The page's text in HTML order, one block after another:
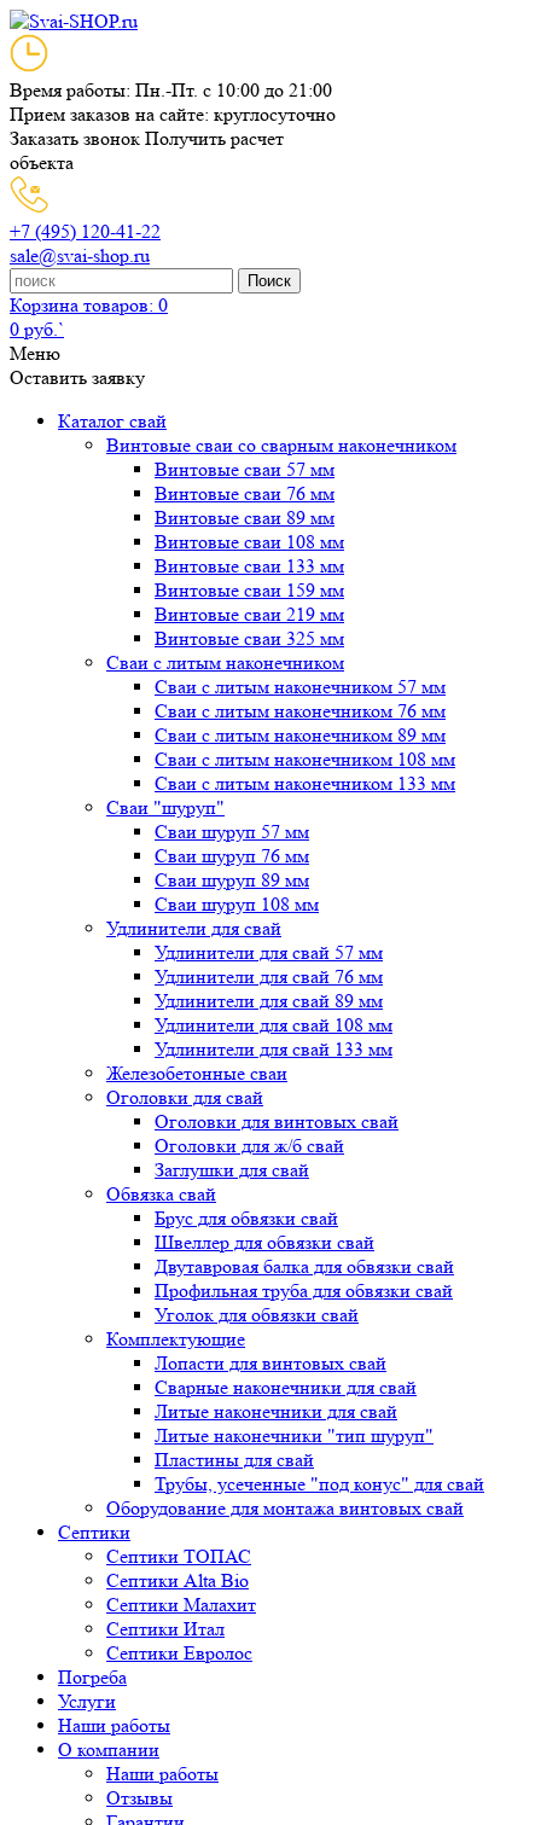
Время работы: Пн.-Пт. с 10:00 до 21:00
Прием заказов на сайте: круглосуточно
Заказать звонок Получить расчет
объекта
+7 (495) 120-41-22
sale@svai-shop.ru
Поиск
Корзина товаров: 0
0 руб.`
Меню
Оставить заявку
Каталог свай
Винтовые сваи со сварным наконечником
Винтовые сваи 57 мм
Винтовые сваи 76 мм
Винтовые сваи 89 мм
Винтовые сваи 108 мм
Винтовые сваи 133 мм
Винтовые сваи 159 мм
Винтовые сваи 219 мм
Винтовые сваи 325 мм
Сваи с литым наконечником
Сваи с литым наконечником 57 мм
Сваи с литым наконечником 76 мм
Сваи с литым наконечником 89 мм
Сваи с литым наконечником 108 мм
Сваи с литым наконечником 133 мм
Сваи "шуруп"
Сваи шуруп 57 мм
Сваи шуруп 76 мм
Сваи шуруп 89 мм
Сваи шуруп 108 мм
Удлинители для свай
Удлинители для свай 57 мм
Удлинители для свай 76 мм
Удлинители для свай 89 мм
Удлинители для свай 108 мм
Удлинители для свай 133 мм
Железобетонные сваи
Оголовки для свай
Оголовки для винтовых свай
Оголовки для ж/б свай
Заглушки для свай
Обвязка свай
Брус для обвязки свай
Швеллер для обвязки свай
Двутавровая балка для обвязки свай
Профильная труба для обвязки свай
Уголок для обвязки свай
Комплектующие
Лопасти для винтовых свай
Сварные наконечники для свай
Литые наконечники для свай
Литые наконечники "тип шуруп"
Пластины для свай
Трубы, усеченные "под конус" для свай
Оборудование для монтажа винтовых свай
Септики
Септики ТОПАС
Септики Alta Bio
Септики Малахит
Септики Итал
Септики Евролос
Погреба
Услуги
Наши работы
О компании
Наши работы
Отзывы